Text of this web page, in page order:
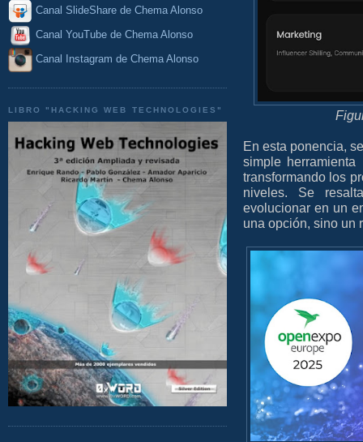
Canal SlideShare de Chema Alonso
Canal YouTube de Chema Alonso
Canal Instagram de Chema Alonso
LIBRO "HACKING WEB TECHNOLOGIES"
En esta ponencia,
simple
transformando los
niveles. Se
evolucionar en un
una opción, sino un